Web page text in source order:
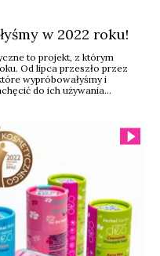
w 2022 roku!
to projekt, z którym
Od lipca przeszło przez
wypróbowałyśmy i
do ich używania